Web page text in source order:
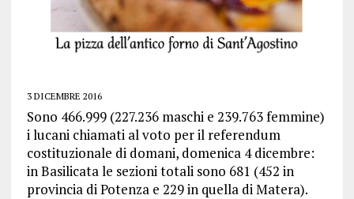
3 DICEMBRE 2016
Sono 466.999 (227.236 maschi e 239.763 femmine)
i lucani chiamati al voto per il referendum
costituzionale di domani, domenica 4 dicembre:
in Basilicata le sezioni totali sono 681 (452 in
provincia di Potenza e 229 in quella di Matera).